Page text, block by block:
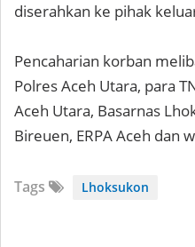
diserahkan ke pihak
Pencaharian korban
Polres Aceh Utara, para
Aceh Utara, Basarnas
Bireuen, ERPA Aceh dan
Tags Lhoksukon